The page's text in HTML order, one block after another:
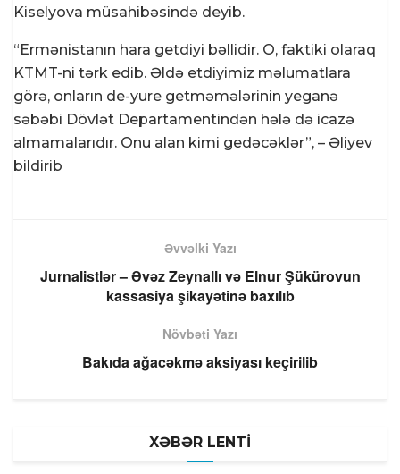
Kiselyova müsahibəsində deyib.
“Ermənistanın hara getdiyi bəllidir. O, faktiki olaraq
KTMT-ni tərk edib. Əldə etdiyimiz məlumatlara
görə, onların de-yure getməmələrinin yeganə
səbəbi Dövlət Departamentindən hələ də icazə
almamalarıdır. Onu alan kimi gedəcəklər”, – Əliyev
bildirib
Əvvəlki Yazı
Jurnalistlər – Əvəz Zeynallı və Elnur Şükürovun
kassasiya şikayətinə baxılıb
Növbəti Yazı
Bakıda ağacəkmə aksiyası keçirilib
XƏBƏR LENTİ